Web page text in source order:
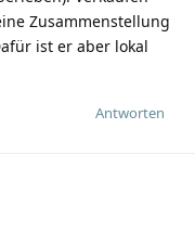
Zusammenstellung
ist er aber lokal
Antworten